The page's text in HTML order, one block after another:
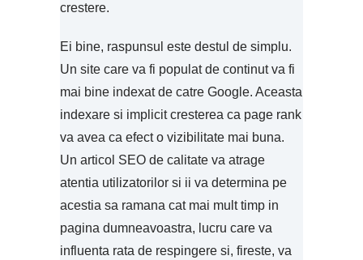
crestere.
Ei bine, raspunsul este destul de simplu.
Un site care va fi populat de continut va fi
mai bine indexat de catre Google. Aceasta
indexare si implicit cresterea ca page rank
va avea ca efect o vizibilitate mai buna.
Un articol SEO de calitate va atrage
atentia utilizatorilor si ii va determina pe
acestia sa ramana cat mai mult timp in
pagina dumneavoastra, lucru care va
influenta rata de respingere si, fireste, va